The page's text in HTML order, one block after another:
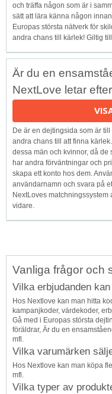
och träffa någon som är i
sätt att lära känna någon
Europas största nätverk för
andra chans till kärlek! Giltig
Är du en
NextLove letar
De är en dejtingsida som är
andra chans till att finna
dessa män och kvinnor, då de
har andra förväntningar och
skapa ett konto hos dem.
användarnamn och svara på
NextLoves
vidare.
Vanliga frågor och
Vilka erbjudanden
Hos Nextlove kan man hitta
kampanjkoder, värdekoder,
Gå med i Europas största
föräldrar, Är du en
mfl.
Vilka varumärken
Hos Nextlove kan man köpa
mfl.
Vilka typer av